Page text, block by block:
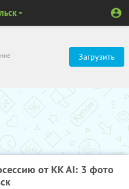
Загрузить
от KK AI: 3 фото